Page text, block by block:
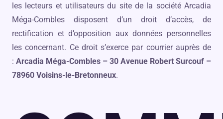
les lecteurs et utilisateurs du site de la société Arcadia
Méga-Combles disposent d’un droit d’accès, de
rectification et d’opposition aux données personnelles
les concernant. Ce droit s’exerce par courrier auprès de
: Arcadia Méga-Combles – 30 Avenue Robert Surcouf –
78960 Voisins-le-Bretonneux.